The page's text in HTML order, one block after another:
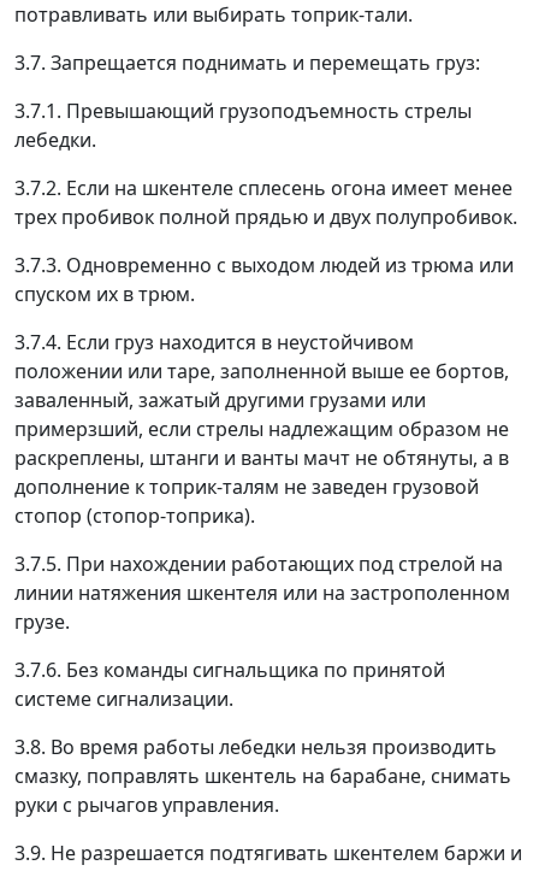
потравливать или выбирать топрик-тали.
3.7. Запрещается поднимать и перемещать груз:
3.7.1. Превышающий грузоподъемность стрелы
лебедки.
3.7.2. Если на шкентеле сплесень огона имеет менее
трех пробивок полной прядью и двух полупробивок.
3.7.3. Одновременно с выходом людей из трюма или
спуском их в трюм.
3.7.4. Если груз находится в неустойчивом
положении или таре, заполненной выше ее бортов,
заваленный, зажатый другими грузами или
примерзший, если стрелы надлежащим образом не
раскреплены, штанги и ванты мачт не обтянуты, а в
дополнение к топрик-талям не заведен грузовой
стопор (стопор-топрика).
3.7.5. При нахождении работающих под стрелой на
линии натяжения шкентеля или на застрополенном
грузе.
3.7.6. Без команды сигнальщика по принятой
системе сигнализации.
3.8. Во время работы лебедки нельзя производить
смазку, поправлять шкентель на барабане, снимать
руки с рычагов управления.
3.9. Не разрешается подтягивать шкентелем баржи и